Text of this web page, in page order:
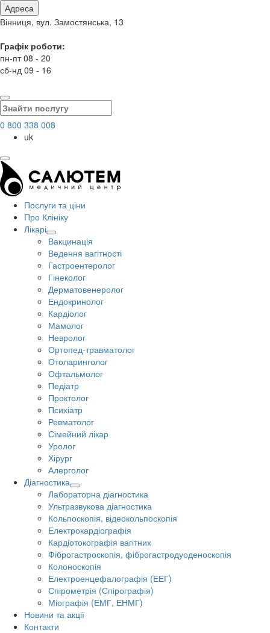
Адреса
Вінниця, вул. Замостянська, 13
Графік роботи:
пн-пт 08 - 20
сб-нд 09 - 16
0 800 338 008
uk
Послуги та ціни
Про Клініку
Лікарі
Вакцинація
Ведення вагітності
Гастроентеролог
Гінеколог
Дерматовенеролог
Ендокринолог
Кардіолог
Мамолог
Невролог
Ортопед-травматолог
Отоларинголог
Офтальмолог
Педіатр
Проктолог
Психіатр
Ревматолог
Сімейний лікар
Уролог
Хірург
Алерголог
Діагностика
Лабораторна діагностика
Ультразвукова діагностика
Кольпоскопія, відеокольпоскопія
Електрокардіографія
Кардіотокографія вагітних
Фіброгастроскопія, фіброгастродуоденоскопія
Колоноскопія
Електроенцефалографія (ЕЕГ)
Спірометрія (Спірографія)
Міографія (ЕМГ, ЕНМГ)
Новини та акції
Контакти